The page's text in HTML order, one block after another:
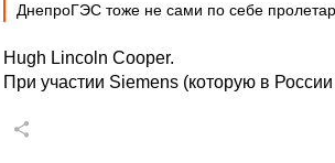
ДнепроГЭС тоже не сами по себе
Hugh Lincoln Cooper.
При участии Siemens (которую в